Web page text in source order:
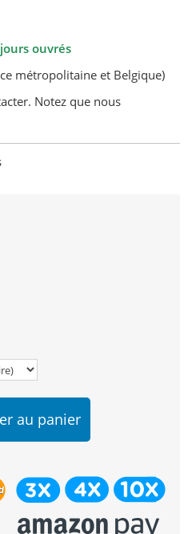
ouvrés
métropolitaine et Belgique)
Notez que nous
au panier